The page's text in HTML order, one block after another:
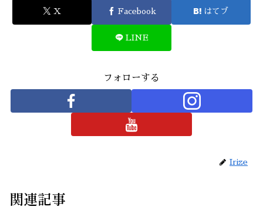
X Facebook はてブ
LINE
フォローする
Irize
関連記事